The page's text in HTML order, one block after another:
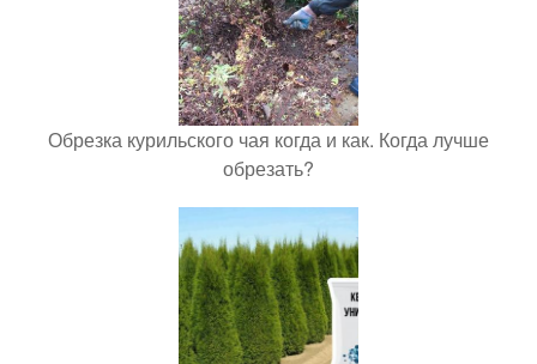
Обрезка курильского чая когда и как. Когда лучше
обрезать?